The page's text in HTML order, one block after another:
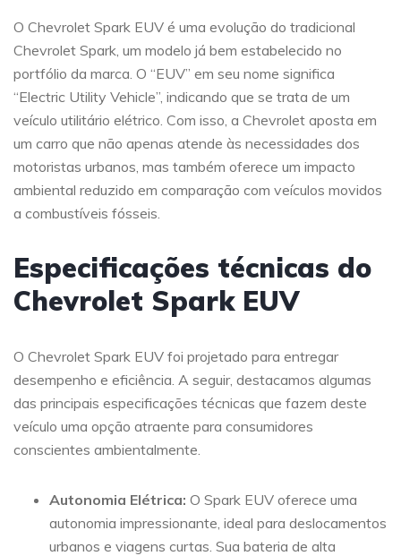
O Chevrolet Spark EUV é uma evolução do tradicional
Chevrolet Spark, um modelo já bem estabelecido no
portfólio da marca. O “EUV” em seu nome significa
“Electric Utility Vehicle”, indicando que se trata de um
veículo utilitário elétrico. Com isso, a Chevrolet aposta em
um carro que não apenas atende às necessidades dos
motoristas urbanos, mas também oferece um impacto
ambiental reduzido em comparação com veículos movidos
a combustíveis fósseis.
Especificações técnicas do
Chevrolet Spark EUV
O Chevrolet Spark EUV foi projetado para entregar
desempenho e eficiência. A seguir, destacamos algumas
das principais especificações técnicas que fazem deste
veículo uma opção atraente para consumidores
conscientes ambientalmente.
Autonomia Elétrica: O Spark EUV oferece uma
autonomia impressionante, ideal para deslocamentos
urbanos e viagens curtas. Sua bateria de alta